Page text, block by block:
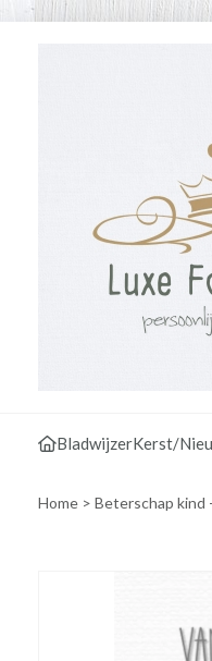
BladwijzerKerst/
Home > Beterschap kind